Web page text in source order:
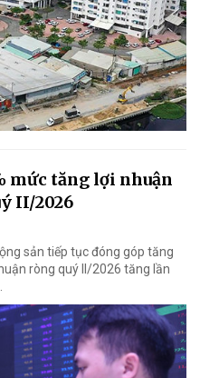
mức tăng lợi nhuận
II/2026
sản tiếp tục đóng góp tăng
ròng quý II/2026 tăng lần